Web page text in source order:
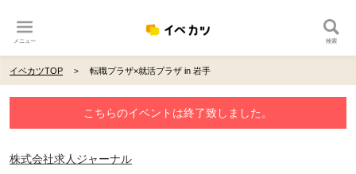
メニュー 検索
イベカツTOP 転職プラザ×就活プラザ in 岩手
こちらのイベントは終了致しました。
株式会社求人ジャーナル